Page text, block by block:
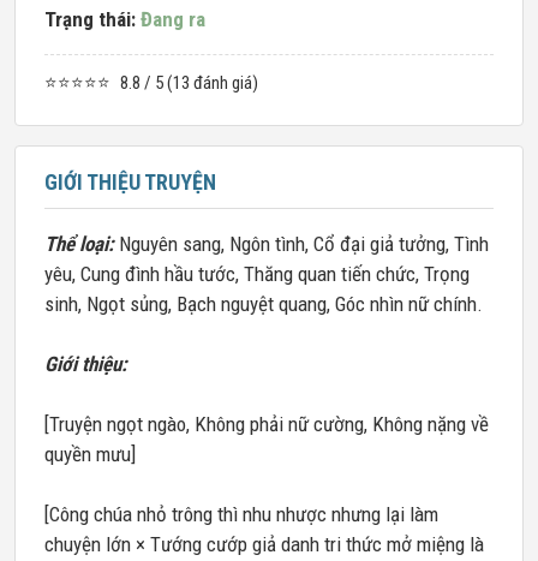
Trạng thái: Đang ra
⭐⭐⭐⭐⭐ 8.8 / 5 (13 đánh giá)
GIỚI THIỆU TRUYỆN
Thể loại: Nguyên sang, Ngôn tình, Cổ đại giả tưởng, Tình
yêu, Cung đình hầu tước, Thăng quan tiến chức, Trọng
sinh, Ngọt sủng, Bạch nguyệt quang, Góc nhìn nữ chính.
Giới thiệu:
[Truyện ngọt ngào, Không phải nữ cường, Không nặng về
quyền mưu]
[Công chúa nhỏ trông thì nhu nhược nhưng lại làm
chuyện lớn × Tướng cướp giả danh tri thức mở miệng là